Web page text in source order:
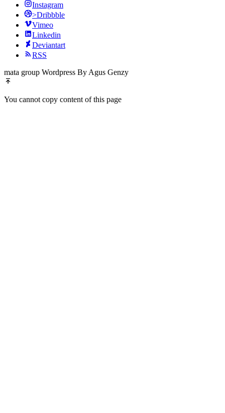
Instagram
>Dribbble
Vimeo
Linkedin
Deviantart
RSS
mata group Wordpress By Agus Genzy
You cannot copy content of this page